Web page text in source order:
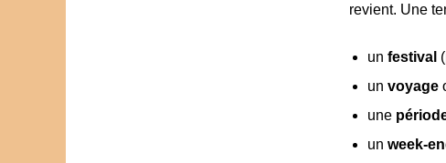
revient. Une
un festival
un voyage
une
un week-